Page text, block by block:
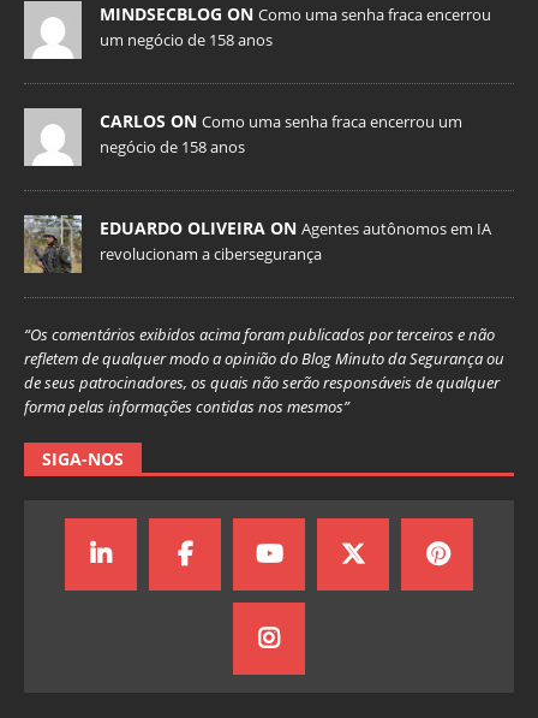
MINDSECBLOG ON Como uma senha fraca encerrou
um negócio de 158 anos
CARLOS ON Como uma senha fraca encerrou um
negócio de 158 anos
EDUARDO OLIVEIRA ON Agentes autônomos em IA
revolucionam a cibersegurança
“Os comentários exibidos acima foram publicados por terceiros e não
refletem de qualquer modo a opinião do Blog Minuto da Segurança ou
de seus patrocinadores, os quais não serão responsáveis de qualquer
forma pelas informações contidas nos mesmos”
SIGA-NOS